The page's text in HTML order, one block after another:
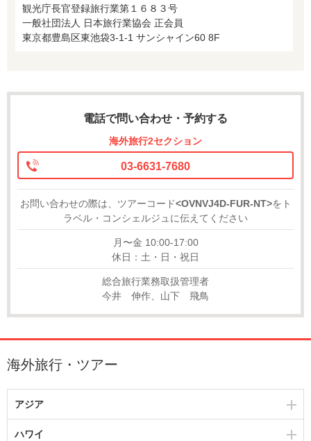
観光庁長官登録旅行業第１６８３号
一般社団法人 日本旅行業協会 正会員
東京都豊島区東池袋3-1-1 サンシャイン60 8F
電話で問い合わせ・予約する
海外旅行2セクション
03-6631-7680
お問い合わせの際は、ツアーコード<OVNVJ4D-FUR-NT>をト
ラベル・コンシェルジュに伝えてください
月〜金 10:00-17:00
休日：土・日・祝日
総合旅行業務取扱管理者
今井 伸作、山下 飛鳥
海外旅行・ツアー
アジア
ハワイ